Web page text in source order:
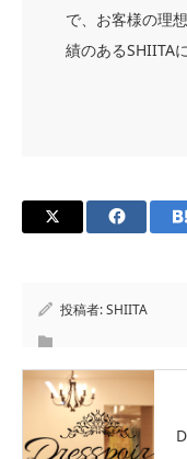
で、お客様の理
績のあるSHIITA
投稿者:SHIITA